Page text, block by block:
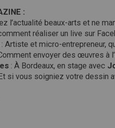
:
l’actualité beaux-arts et ne
réaliser un live sur
: Artiste et micro-entrepreneur,
envoyer des œuvres à
: À Bordeaux, en stage avec
si vous soigniez votre dessin